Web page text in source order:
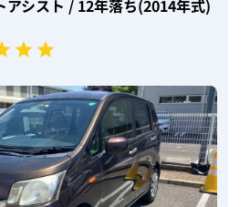
アシスト / 12年落ち(2014年式)